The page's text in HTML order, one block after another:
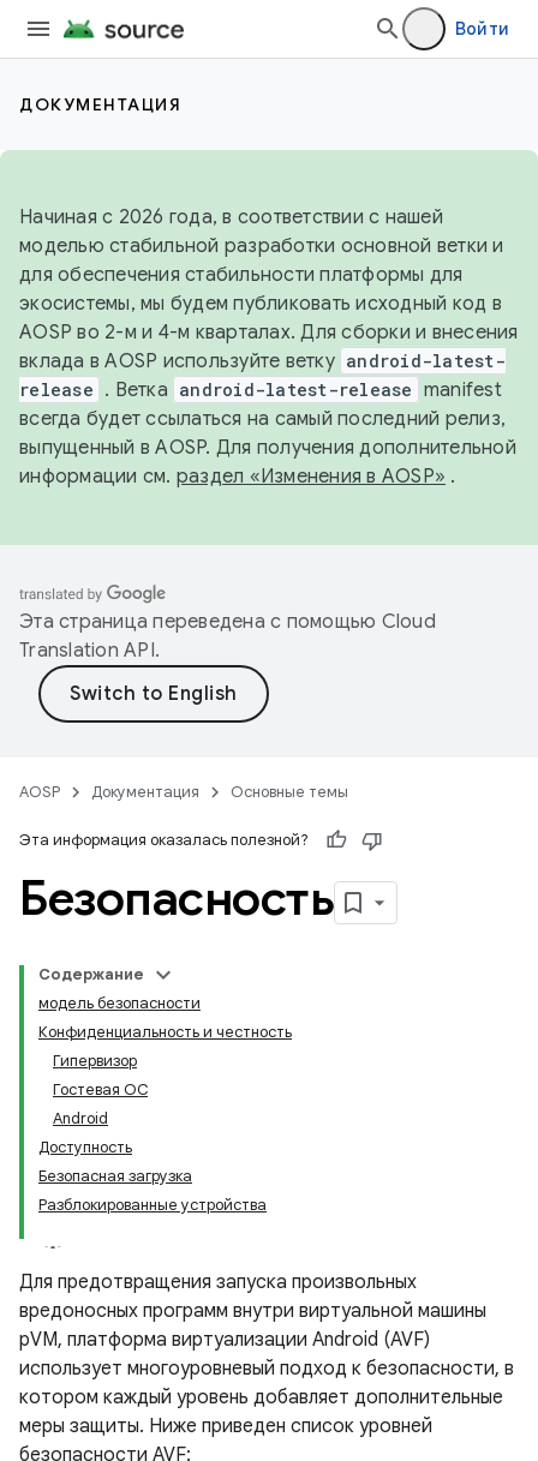
Войти
ДОКУМЕНТАЦИЯ
Начиная с 2026 года, в соответствии с нашей
моделью стабильной разработки основной ветки и
для обеспечения стабильности платформы для
экосистемы, мы будем публиковать исходный код в
AOSP во 2-м и 4-м кварталах. Для сборки и внесения
вклада в AOSP используйте ветку android-latest-
release . Ветка android-latest-release manifest
всегда будет ссылаться на самый последний релиз,
выпущенный в AOSP. Для получения дополнительной
информации см. раздел «Изменения в AOSP» .
Эта страница переведена с помощью Cloud
Translation API.
AOSP Документация Основные темы
Эта информация оказалась полезной?
Безопасность
Содержание
модель безопасности
Конфиденциальность и честность
Гипервизор
Гостевая ОС
Android
Доступность
Безопасная загрузка
Разблокированные устройства
Для предотвращения запуска произвольных
вредоносных программ внутри виртуальной машины
pVM, платформа виртуализации Android (AVF)
использует многоуровневый подход к безопасности, в
котором каждый уровень добавляет дополнительные
меры защиты. Ниже приведен список уровней
безопасности AVF: